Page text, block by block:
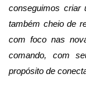
conseguimos criar
também cheio de
com foco nas
comando, com
propósito de